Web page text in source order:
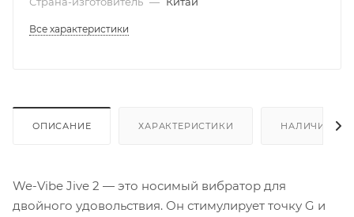
Все характеристики
ОПИСАНИЕ ХАРАКТЕРИСТИКИ НАЛИЧИЕ
We-Vibe Jive 2 — это носимый вибратор для
двойного удовольствия. Он стимулирует точку G и